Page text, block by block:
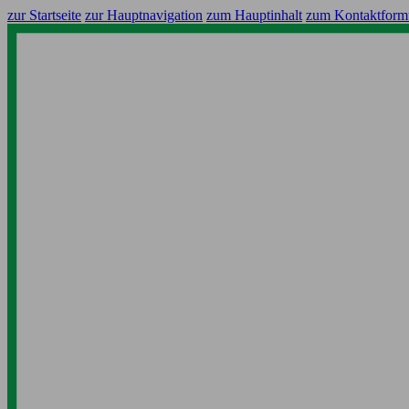
zur Startseite zur Hauptnavigation zum Hauptinhalt zum